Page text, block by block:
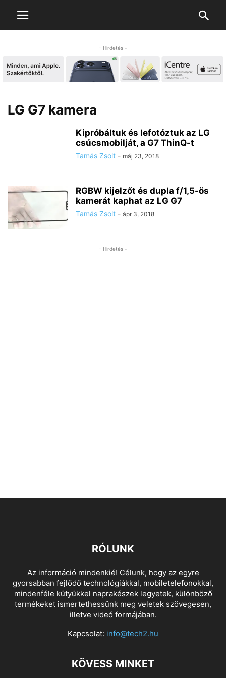
- Hirdetés -
LG G7 kamera
Kipróbáltuk és lefotóztuk az LG
csúcsmobilját, a G7 ThinQ-t
Tamás Zsolt - máj 23, 2018
RGBW kijelzőt és dupla f/1,5-ös
kamerát kaphat az LG G7
Tamás Zsolt - ápr 3, 2018
- Hirdetés -
RÓLUNK
Az információ mindenkié! Célunk, hogy az egyre
gyorsabban fejlődő technológiákkal, mobiletelefonokkal,
mindenféle kütyükkel naprakészek legyetek, különböző
termékeket ismertethessünk meg veletek szövegesen,
illetve videó formájában.
Kapcsolat: info@tech2.hu
KÖVESS MINKET